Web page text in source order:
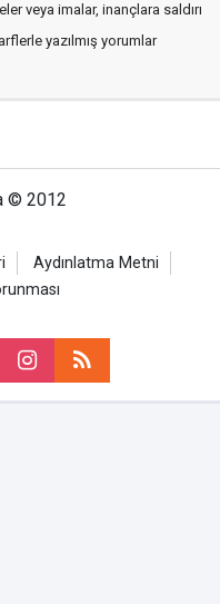
veya imalar, inançlara saldırı
yazılmış yorumlar
© 2012
Aydınlatma Metni